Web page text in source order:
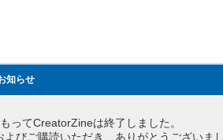
知らせ
ってCreatorZineは終了しました。
びご購読いただき、ありがとうございまし